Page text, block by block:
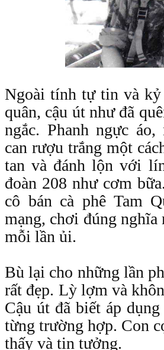
Ngoài tính tự tin và
quân, cậu út như đã
ngắc. Phanh ngực
can rượu trắng một
tan và đánh lộn với
đoàn 208 như cơm
cô bán cà phê Tam
mạng, chơi đúng
mỗi lần ủi.
Bù lại cho những lần
rất đẹp. Lỳ lợm và
Cậu út đã biết áp
từng trường hợp. Con
thấy và tin tưởng.